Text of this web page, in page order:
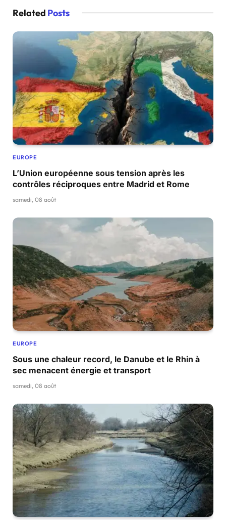
Related Posts
EUROPE
L’Union européenne sous tension après les
contrôles réciproques entre Madrid et Rome
samedi, 08 août
EUROPE
Sous une chaleur record, le Danube et le Rhin à
sec menacent énergie et transport
samedi, 08 août